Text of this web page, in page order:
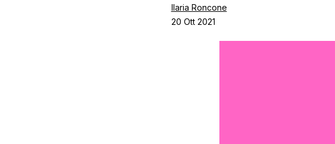
Ilaria Roncone
20 Ott 2021